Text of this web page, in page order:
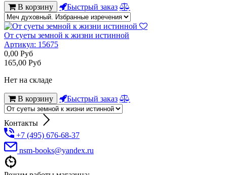
В корзину Быстрый заказ
От суеты земной к жизни истинной
Артикул: 15675
0,00 Руб
165,00 Руб
Нет на складе
В корзину Быстрый заказ
Контакты
+7 (495) 676-68-37
nsm-books@yandex.ru